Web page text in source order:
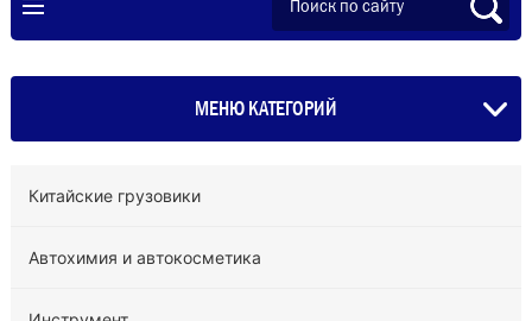
МЕНЮ КАТЕГОРИЙ
Китайские грузовики
Автохимия и автокосметика